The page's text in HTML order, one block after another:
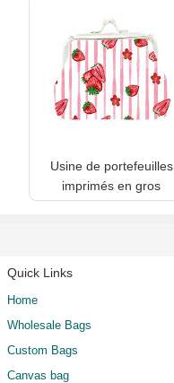
Usine de portefeuilles
imprimés en gros
Quick Links
Home
Wholesale Bags
Custom Bags
Canvas bag